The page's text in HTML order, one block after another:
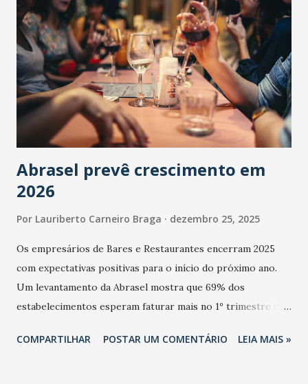
Abrasel prevê crescimento em
2026
Por Lauriberto Carneiro Braga dezembro 25, 2025
Os empresários de Bares e Restaurantes encerram 2025
com expectativas positivas para o início do próximo ano.
Um levantamento da Abrasel mostra que 69% dos
estabelecimentos esperam faturar mais no 1º trimestre de
relação ao último trimestre deste ano, 56% também
COMPARTILHAR POSTAR UM COMENTÁRIO LEIA MAIS »